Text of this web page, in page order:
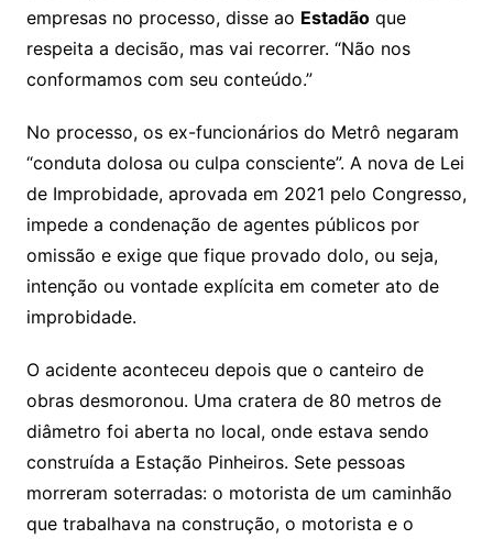
empresas no processo, disse ao Estadãoque
respeita a decisão, mas vai recorrer. “Não nos
conformamos com seu conteúdo.”
No processo, os ex-funcionários do Metrô negaram
“conduta dolosa ou culpa consciente”. A nova de Lei
de Improbidade, aprovada em 2021 pelo Congresso,
impede a condenação de agentes públicos por
omissão e exige que fique provado dolo, ou seja,
intenção ou vontade explícita em cometer ato de
improbidade.
O acidente aconteceu depois que o canteiro de
obras desmoronou. Uma cratera de 80 metros de
diâmetro foi aberta no local, onde estava sendo
construída a Estação Pinheiros. Sete pessoas
morreram soterradas: o motorista de um caminhão
que trabalhava na construção, o motorista e o